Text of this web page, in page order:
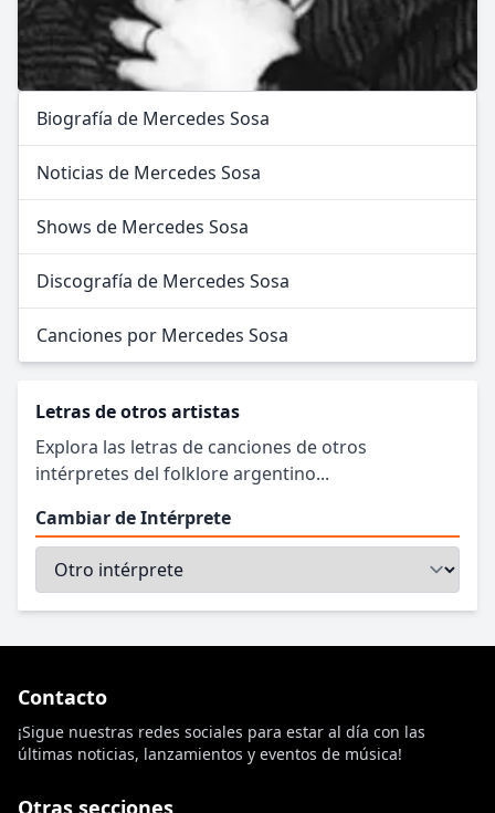
Biografía de Mercedes Sosa
Noticias de Mercedes Sosa
Shows de Mercedes Sosa
Discografía de Mercedes Sosa
Canciones por Mercedes Sosa
Letras de otros artistas
Explora las letras de canciones de otros
intérpretes del folklore argentino...
Cambiar de Intérprete
Contacto
¡Sigue nuestras redes sociales para estar al día con las
últimas noticias, lanzamientos y eventos de música!
Otras secciones